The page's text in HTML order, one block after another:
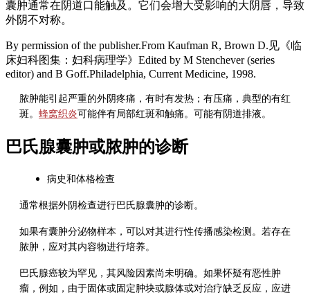
囊肿通常在阴道口能触及。它们会增大受影响的大阴唇，导致
外阴不对称。
By permission of the publisher.From Kaufman R, Brown D.见《临
床妇科图集：妇科病理学》Edited by M Stenchever (series
editor) and B Goff.Philadelphia, Current Medicine, 1998.
脓肿能引起严重的外阴疼痛，有时有发热；有压痛，典型的有红
斑。 蜂窝织炎可能伴有局部红斑和触痛。可能有阴道排液。
巴氏腺囊肿或脓肿的诊断
病史和体格检查
通常根据外阴检查进行巴氏腺囊肿的诊断。
如果有囊肿分泌物样本，可以对其进行性传播感染检测。若存在
脓肿，应对其内容物进行培养。
巴氏腺癌较为罕见，其风险因素尚未明确。如果怀疑有恶性肿
瘤，例如，由于固体或固定肿块或腺体或对治疗缺乏反应，应进